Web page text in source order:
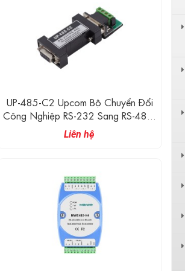
UP-485-C2 Upcom Bộ Chuyển Đổi
Công Nghiệp RS-232 Sang RS-485,
300bps～115.2Kbps
Liên hệ